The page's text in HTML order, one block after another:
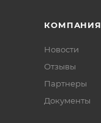
КОМПАНИЯ
Новости
Отзывы
Партнеры
Документы